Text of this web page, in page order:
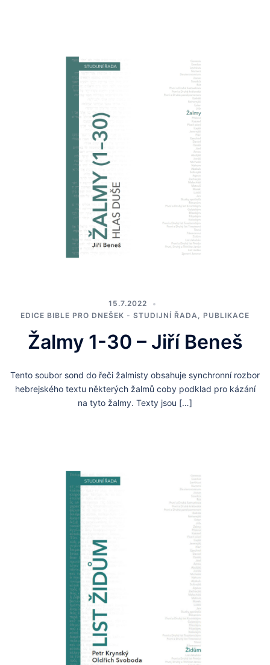
15.7.2022
EDICE BIBLE PRO DNEŠEK - STUDIJNÍ ŘADA, PUBLIKACE
Žalmy 1-30 – Jiří Beneš
Tento soubor sond do řeči žalmisty obsahuje synchronní rozbor
hebrejského textu některých žalmů coby podklad pro kázání
na tyto žalmy. Texty jsou […]